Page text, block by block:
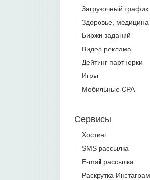
Загрузочный трафик
Здоровье, медицина
Биржи заданий
Видео реклама
Дейтинг партнерки
Игры
Мобильные CPA
Сервисы
Хостинг
SMS рассылка
E-mail рассылка
Раскрутка Инстаграм